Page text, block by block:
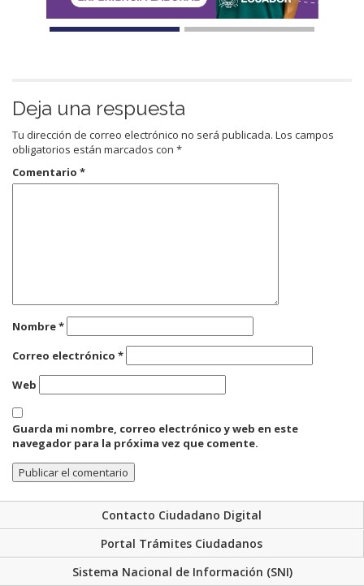
Deja una respuesta
Tu dirección de correo electrónico no será publicada. Los campos
obligatorios están marcados con *
Comentario *
Nombre*
Correo electrónico *
Web
Guarda mi nombre, correo electrónico y web en este
navegador para la próxima vez que comente.
Contacto Ciudadano Digital
Portal Trámites Ciudadanos
Sistema Nacional de Información (SNI)